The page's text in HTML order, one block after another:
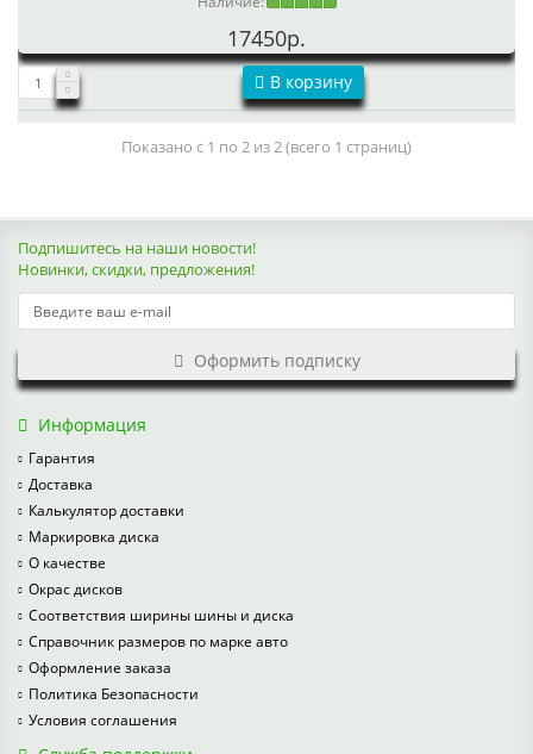
17450р.
В корзину
Показано с 1 по 2 из 2 (всего 1 страниц)
Подпишитесь на наши новости!
Новинки, скидки, предложения!
Оформить подписку
Информация
Гарантия
Доставка
Калькулятор доставки
Маркировка диска
О качестве
Окрас дисков
Соответствия ширины шины и диска
Справочник размеров по марке авто
Оформление заказа
Политика Безопасности
Условия соглашения